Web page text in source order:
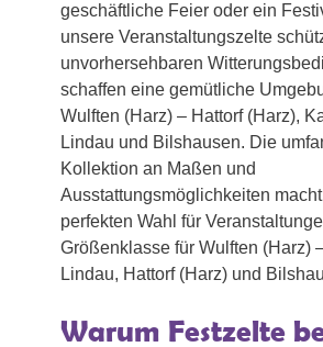
geschäftliche Feier oder ein
unsere Veranstaltungszelte
unvorhersehbaren
schaffen eine gemütliche
Wulften (Harz) – Hattorf (Harz),
Lindau und Bilshausen. Die
Kollektion an Maßen und
Ausstattungsmöglichkeiten
perfekten Wahl für
Größenklasse für Wulften (Harz)
Lindau, Hattorf (Harz) und
Warum Festzelte